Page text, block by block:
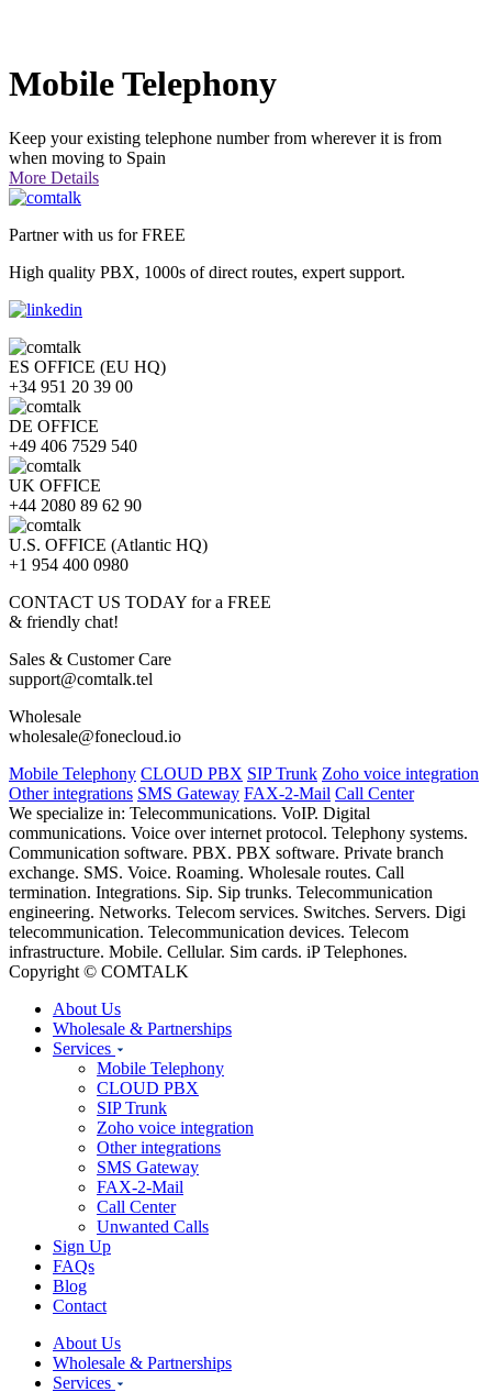
Mobile Telephony
Keep your existing telephone number from wherever it is from
when moving to Spain
More Details
Partner with us for FREE
High quality PBX, 1000s of direct routes, expert support.
ES OFFICE (EU HQ)
+34 951 20 39 00
DE OFFICE
+49 406 7529 540
UK OFFICE
+44 2080 89 62 90
U.S. OFFICE (Atlantic HQ)
+1 954 400 0980
CONTACT US TODAY for a FREE
& friendly chat!
Sales & Customer Care
support@comtalk.tel
Wholesale
wholesale@fonecloud.io
Mobile Telephony CLOUD PBX SIP Trunk Zoho voice integration
Other integrations SMS Gateway FAX-2-Mail Call Center
We specialize in: Telecommunications. VoIP. Digital
communications. Voice over internet protocol. Telephony systems.
Communication software. PBX. PBX software. Private branch
exchange. SMS. Voice. Roaming. Wholesale routes. Call
termination. Integrations. Sip. Sip trunks. Telecommunication
engineering. Networks. Telecom services. Switches. Servers. Digi
telecommunication. Telecommunication devices. Telecom
infrastructure. Mobile. Cellular. Sim cards. iP Telephones.
Copyright © COMTALK
About Us
Wholesale & Partnerships
Services
Mobile Telephony
CLOUD PBX
SIP Trunk
Zoho voice integration
Other integrations
SMS Gateway
FAX-2-Mail
Call Center
Unwanted Calls
Sign Up
FAQs
Blog
Contact
About Us
Wholesale & Partnerships
Services